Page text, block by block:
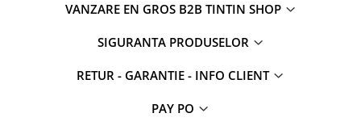
VANZARE EN GROS B2B TINTIN SHOP
SIGURANTA PRODUSELOR
RETUR - GARANTIE - INFO CLIENT
PAY PO